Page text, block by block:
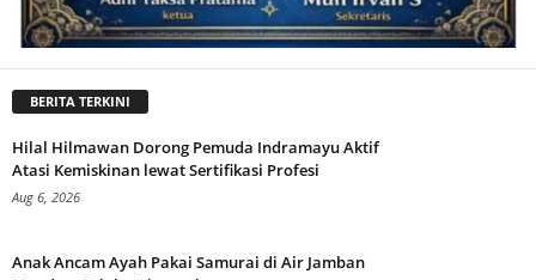
BERITA TERKINI
Hilal Hilmawan Dorong Pemuda Indramayu Aktif
Atasi Kemiskinan lewat Sertifikasi Profesi
Aug 6, 2026
Anak Ancam Ayah Pakai Samurai di Air Jamban